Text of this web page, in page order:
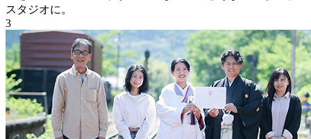
スタジオに。
3